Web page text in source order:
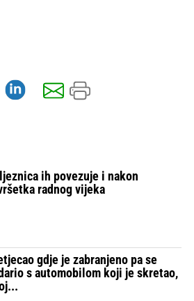
ih povezuje i nakon
radnog vijeka
gdje je zabranjeno pa se
s automobilom koji je skretao,